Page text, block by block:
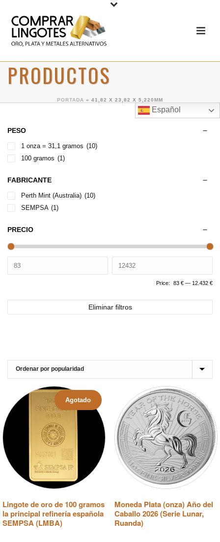
PRODUCTOS
PORTADA » 41,82 X 23,82 X 5,220MM
Español
Lingote de oro de 100 gramos
la principal refinería española
SEMPSA (LMBA)
Agotado
Moneda Plata (onza) Año del
Caballo 2026 (Serie Lunar,
Ruanda)
PESO
1 onza = 31,1 gramos (10)
100 gramos (1)
FABRICANTE
Perth Mint (Australia) (10)
SEMPSA (1)
PRECIO
Price: 83 € — 12.432 €
Eliminar filtros